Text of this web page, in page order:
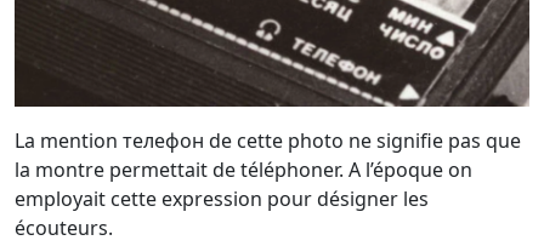
La mention телефон de cette photo ne signifie pas que
la montre permettait de téléphoner. A l’époque on
employait cette expression pour désigner les
écouteurs.